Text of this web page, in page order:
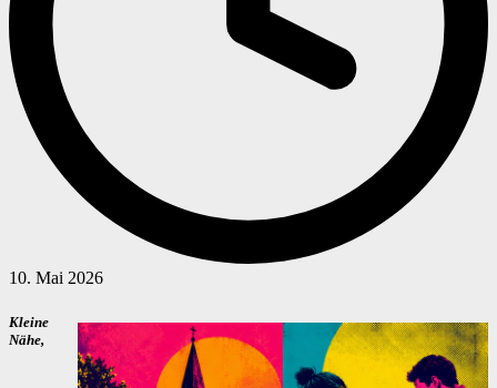
10. Mai 2026
Kleine
Nähe,